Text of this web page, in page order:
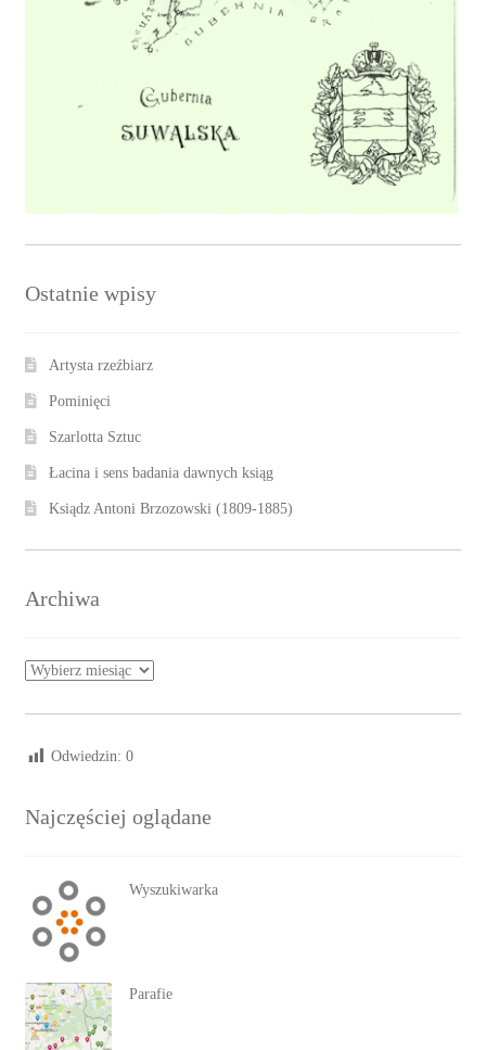
Ostatnie wpisy
Artysta rzeźbiarz
Pominięci
Szarlotta Sztuc
Łacina i sens badania dawnych ksiąg
Ksiądz Antoni Brzozowski (1809-1885)
Archiwa
Archiwa
Odwiedzin: 0
Najczęściej oglądane
Wyszukiwarka
Parafie